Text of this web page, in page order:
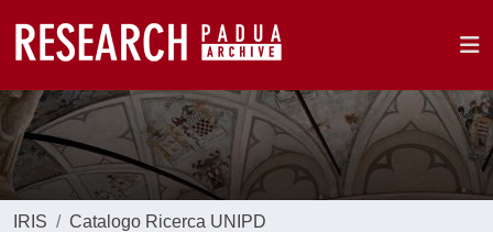
IRIS
Catalogo Ricerca UNIPD